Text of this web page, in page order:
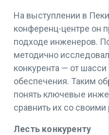
На выступлении в
конференц-центре он
подходе инженеров.
методично
конкурента — от
обеспечения. Таким
понять ключевые
сравнить их со своими
Лесть конкуренту